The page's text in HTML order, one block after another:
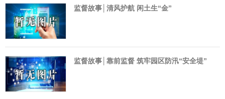
监督故事│清风护航 闲土生“金”
监督故事│靠前监督 筑牢园区防汛“安全堤”